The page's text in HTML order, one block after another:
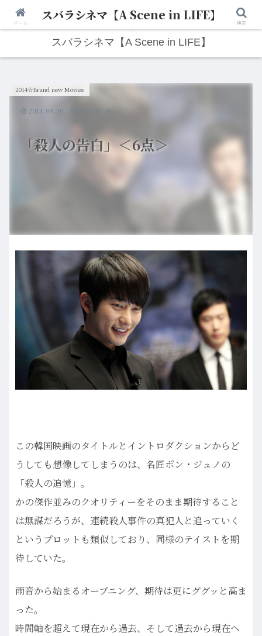
人生は“ひとりごと”から始まる。映画と写真と日々のこと。
スバラシネマ【A Scene in LIFE】
「殺人の告白」＜6点＞
2014☆Brand new Movies
2014.09.20 2022.07.06
この韓国映画のタイトルとイントロダクションからど
うしても想像してしまうのは、名匠ポン・ジュノの
「殺人の追憶」。
かの傑作並みのクオリティーをそのまま期待すること
は無謀だろうが、連続殺人事件の真犯人と追っていく
というプロットも類似しており、同様のテイストを期
待していた。
雨音から始まるオープニング、期待は更にググッと高ま
った。
時間軸を超えて現在から過去、そして過去から現在へ
ホーム スバラシネマ【A Scene in LIFE】 検索